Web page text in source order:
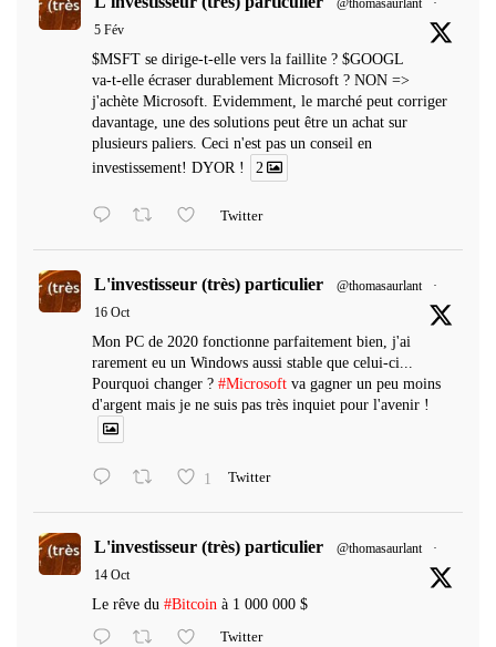
5 Fév
$MSFT se dirige-t-elle vers la faillite ? $GOOGL
va-t-elle écraser durablement Microsoft ? NON =>
j'achète Microsoft. Evidemment, le marché peut corriger
davantage, une des solutions peut être un achat sur
plusieurs paliers. Ceci n'est pas un conseil en
investissement! DYOR !
2
Twitter
L'investisseur (très) particulier @thomasaurlant
·
16 Oct
Mon PC de 2020 fonctionne parfaitement bien, j'ai
rarement eu un Windows aussi stable que celui-ci...
Pourquoi changer ? #Microsoft va gagner un peu moins
d'argent mais je ne suis pas très inquiet pour l'avenir !
1 Twitter
L'investisseur (très) particulier @thomasaurlant
·
14 Oct
Le rêve du #Bitcoin à 1 000 000 $
Twitter